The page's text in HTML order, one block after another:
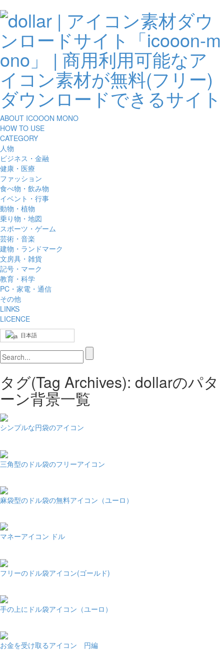
ABOUT ICOOON MONO
HOW TO USE
CATEGORY
人物
ビジネス・金融
健康・医療
ファッション
食べ物・飲み物
イベント・行事
動物・植物
乗り物・地図
スポーツ・ゲーム
芸術・音楽
建物・ランドマーク
文房具・雑貨
記号・マーク
教育・科学
PC・家電・通信
その他
LINKS
LICENCE
日本語
タグ(Tag Archives): dollarのパタ
ーン背景一覧
シンプルな円袋のアイコン
三角型のドル袋のフリーアイコン
麻袋型のドル袋の無料アイコン（ユーロ）
マネーアイコン ドル
フリーのドル袋アイコン(ゴールド)
手の上にドル袋アイコン（ユーロ）
お金を受け取るアイコン 円編